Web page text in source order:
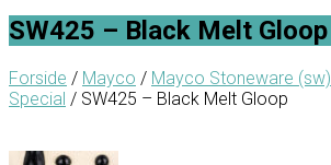
SW425 – Black Melt Gloop
Forside / Mayco / Mayco Stoneware (sw)
Special / SW425 – Black Melt Gloop